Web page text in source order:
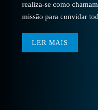
realiza-se como
missão para convidar
LER MAIS